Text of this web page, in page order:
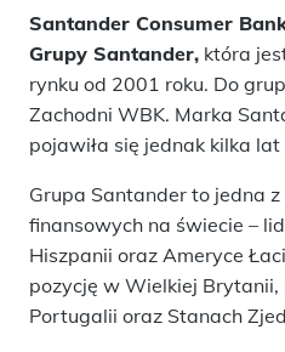
Santander Consumer
Grupy Santander, która
rynku od 2001 roku. Do
Zachodni WBK. Marka
pojawiła się jednak kilka
Grupa Santander to jedna
finansowych na świecie –
Hiszpanii oraz Ameryce
pozycję w Wielkiej Brytanii,
Portugalii oraz Stanach